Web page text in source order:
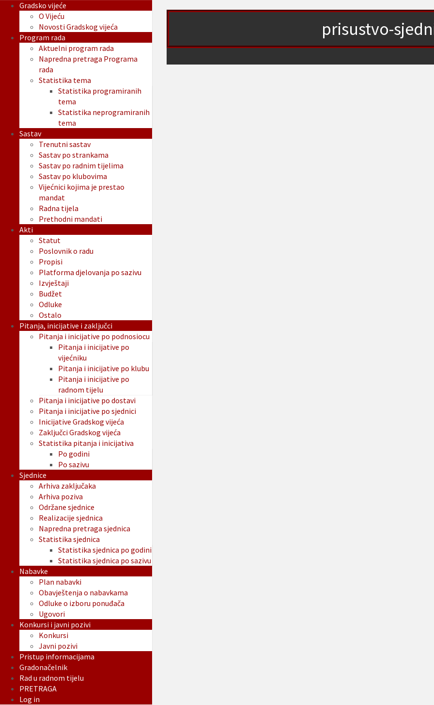
prisustvo-
Gradsko vijeće
O Vijeću
Novosti Gradskog vijeća
Program rada
Aktuelni program rada
Napredna pretraga Programa
rada
Statistika tema
Statistika programiranih
tema
Statistika neprogramiranih
tema
Sastav
Trenutni sastav
Sastav po strankama
Sastav po radnim tijelima
Sastav po klubovima
Vijećnici kojima je prestao
mandat
Radna tijela
Prethodni mandati
Akti
Statut
Poslovnik o radu
Propisi
Platforma djelovanja po sazivu
Izvještaji
Budžet
Odluke
Ostalo
Pitanja, inicijative i zaključci
Pitanja i inicijative po podnosiocu
Pitanja i inicijative po
vijećniku
Pitanja i inicijative po klubu
Pitanja i inicijative po
radnom tijelu
Pitanja i inicijative po dostavi
Pitanja i inicijative po sjednici
Inicijative Gradskog vijeća
Zaključci Gradskog vijeća
Statistika pitanja i inicijativa
Po godini
Po sazivu
Sjednice
Arhiva zaključaka
Arhiva poziva
Održane sjednice
Realizacije sjednica
Napredna pretraga sjednica
Statistika sjednica
Statistika sjednica po godini
Statistika sjednica po sazivu
Nabavke
Plan nabavki
Obavještenja o nabavkama
Odluke o izboru ponuđača
Ugovori
Konkursi i javni pozivi
Konkursi
Javni pozivi
Pristup informacijama
Gradonačelnik
Rad u radnom tijelu
PRETRAGA
Log in